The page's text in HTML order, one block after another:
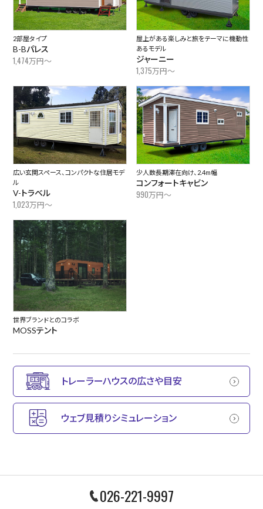
2部屋タイプ
B-Bパレス
1,474万円～
屋上がある楽しみと旅をテーマに機動性
あるモデル
ジャーニー
1,375万円～
広い玄関スペース、コンパクトな住居モデ
ル
V-トラベル
1,023万円～
少人数長期滞在向け、2.4m幅
コンフォートキャビン
990万円～
世界ブランドとのコラボ
MOSSテント
トレーラーハウスの広さや目安
ウェブ見積りシミュレーション
026-221-9997